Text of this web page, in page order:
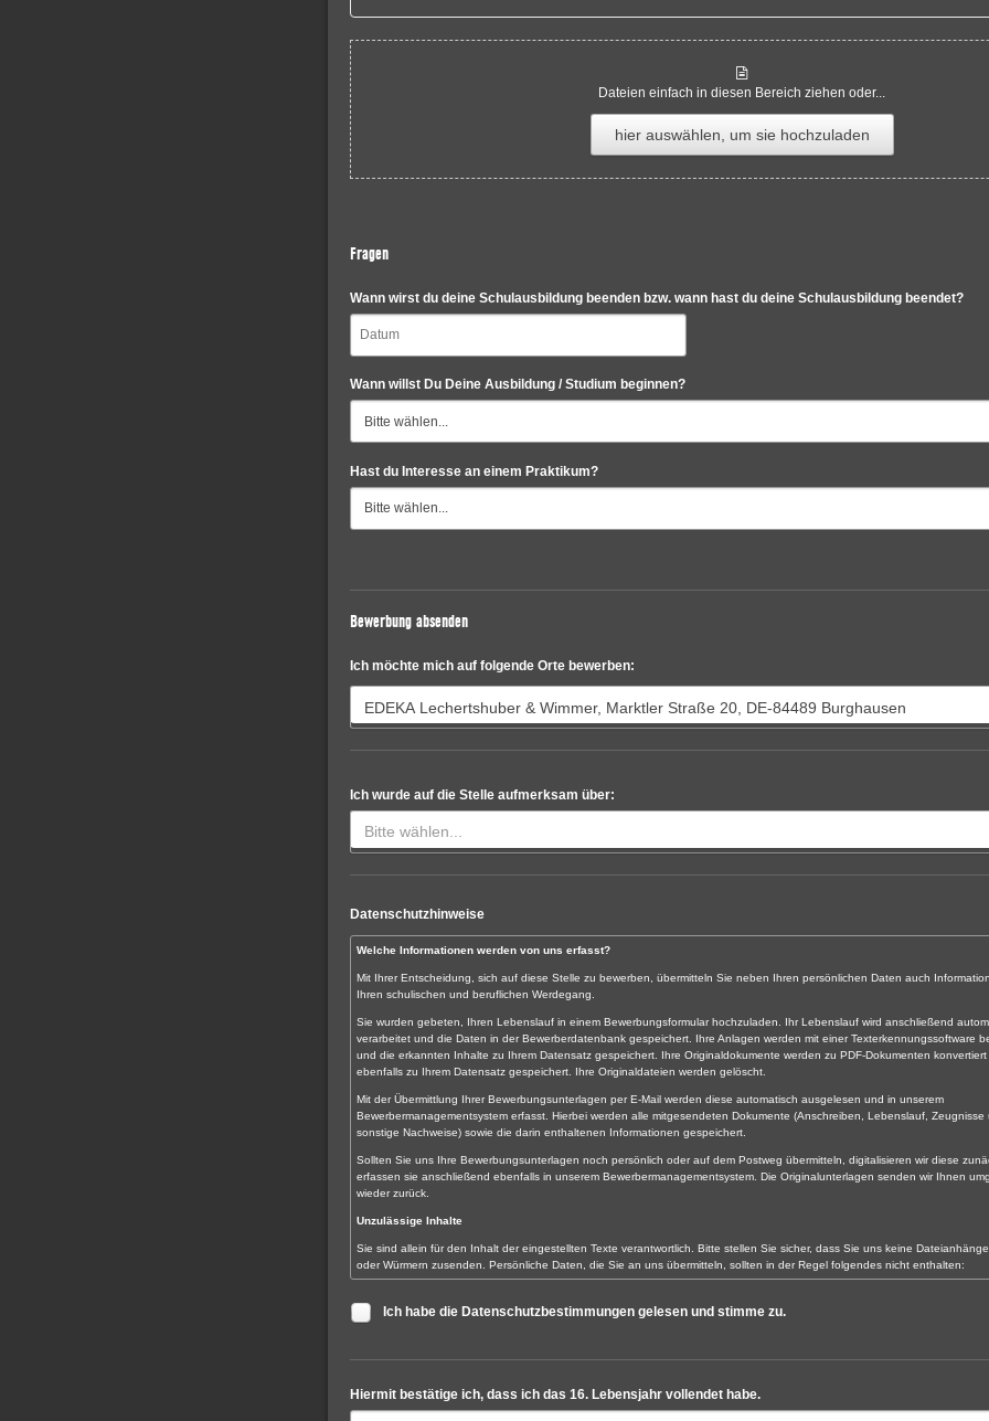
Dateien einfach in diesen Bereich ziehen oder...
hier auswählen, um sie hochzuladen
Fragen
Wann wirst du deine Schulausbildung beenden bzw. wann hast du deine Schulausbildung beendet?
Wann willst Du Deine Ausbildung / Studium beginnen?
Hast du Interesse an einem Praktikum?
Bewerbung absenden
Ich möchte mich auf folgende Orte bewerben:
EDEKA Lechertshuber & Wimmer, Marktler Straße 20, DE-84489 Burghausen
Ich wurde auf die Stelle aufmerksam über:
Bitte wählen...
Datenschutzhinweise
Welche Informationen werden von uns erfasst?
Mit Ihrer Entscheidung, sich auf diese Stelle zu bewerben, übermitteln Sie neben Ihren persönlichen Daten auch
Ihren schulischen und beruflichen Werdegang.
Sie wurden gebeten, Ihren Lebenslauf in einem Bewerbungsformular hochzuladen. Ihr Lebenslauf wird anschließend
verarbeitet und die Daten in der Bewerberdatenbank gespeichert. Ihre Anlagen werden mit einer Texterkennungssoftware
und die erkannten Inhalte zu Ihrem Datensatz gespeichert. Ihre Originaldokumente werden zu PDF-Dokumenten konvertiert
ebenfalls zu Ihrem Datensatz gespeichert. Ihre Originaldateien werden gelöscht.
Mit der Übermittlung Ihrer Bewerbungsunterlagen per E-Mail werden diese automatisch ausgelesen und in unserem
Bewerbermanagementsystem erfasst. Hierbei werden alle mitgesendeten Dokumente (Anschreiben, Lebenslauf, Zeugnisse
sonstige Nachweise) sowie die darin enthaltenen Informationen gespeichert.
Sollten Sie uns Ihre Bewerbungsunterlagen noch persönlich oder auf dem Postweg übermitteln, digitalisieren wir diese
erfassen sie anschließend ebenfalls in unserem Bewerbermanagementsystem. Die Originalunterlagen senden wir Ihnen
wieder zurück.
Unzulässige Inhalte
Sie sind allein für den Inhalt der eingestellten Texte verantwortlich. Bitte stellen Sie sicher, dass Sie uns keine
oder Würmern zusenden. Persönliche Daten, die Sie an uns übermitteln, sollten in der Regel folgendes nicht enthalten:
· Informationen über eine eventuelle Schwangerschaft,
· Gewerkschaftszugehörigkeit und sexuelle Ausrichtung,
Ich habe die Datenschutzbestimmungen gelesen und stimme zu.
Hiermit bestätige ich, dass ich das 16. Lebensjahr vollendet habe.